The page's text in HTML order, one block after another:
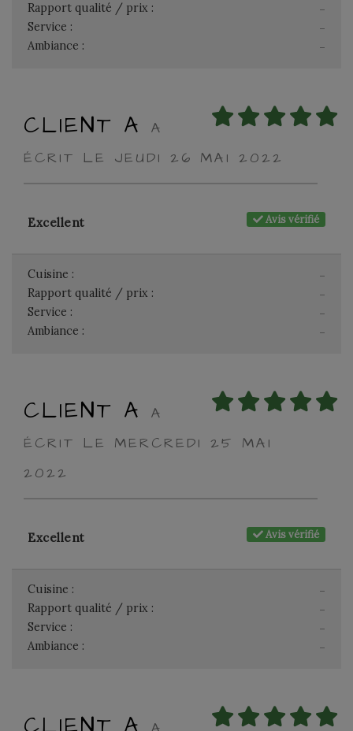
-
Rapport qualité / prix :
-
Service :
-
Ambiance :
CLIENT A
A
ÉCRIT LE JEUDI 26 MAI 2022
Avis vérifié
Excellent
-
Cuisine :
-
Rapport qualité / prix :
-
Service :
-
Ambiance :
CLIENT A
A
ÉCRIT LE MERCREDI 25 MAI
2022
Avis vérifié
Excellent
-
Cuisine :
-
Rapport qualité / prix :
-
Service :
-
Ambiance :